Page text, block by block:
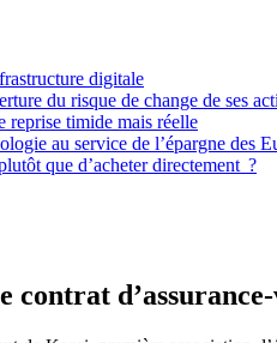
digitale
du risque de change de ses
reprise timide mais réelle
au service de l’épargne des
que d’acheter directement ?
contrat